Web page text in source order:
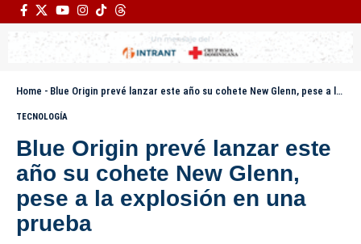
Home - Blue Origin prevé lanzar este año su cohete New Glenn, pese a la explosión en una prueba
TECNOLOGÍA
Blue Origin prevé lanzar este
año su cohete New Glenn,
pese a la explosión en una
prueba